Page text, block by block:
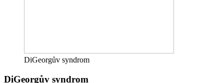
DiGeorgův syndrom
DiGeorgův syndrom